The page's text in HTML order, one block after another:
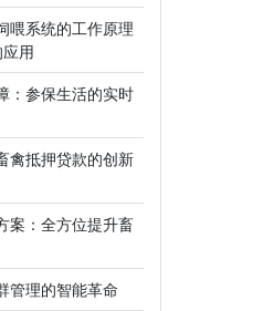
喂系统的工作原理
用
：参保生活的实时
禽抵押贷款的创新
案：全方位提升畜
管理的智能革命